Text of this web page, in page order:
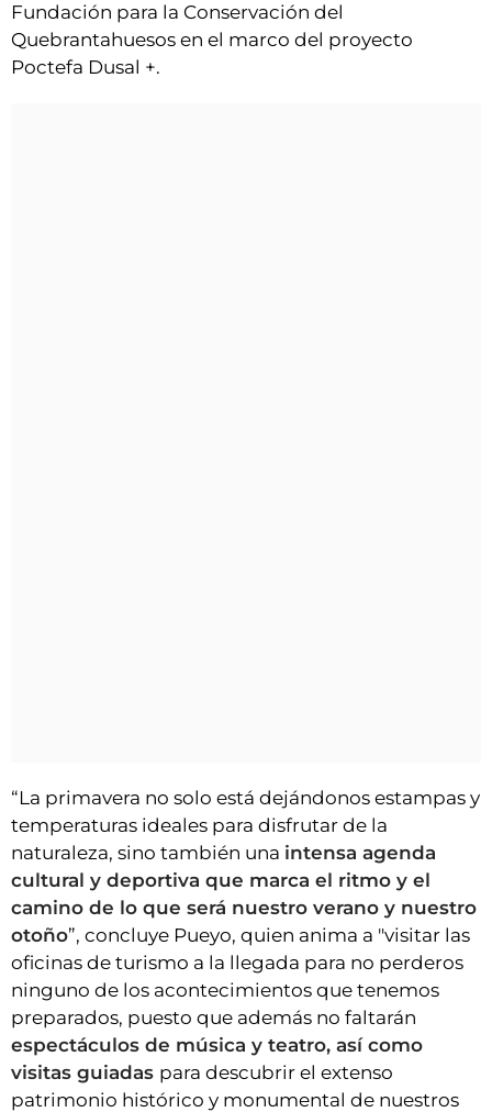
Fundación para la Conservación del
Quebrantahuesos en el marco del proyecto
Poctefa Dusal +.
“La primavera no solo está dejándonos estampas y
temperaturas ideales para disfrutar de la
naturaleza, sino también una intensa agenda
cultural y deportiva que marca el ritmo y el
camino de lo que será nuestro verano y nuestro
otoño”, concluye Pueyo, quien anima a "visitar las
oficinas de turismo a la llegada para no perderos
ninguno de los acontecimientos que tenemos
preparados, puesto que además no faltarán
espectáculos de música y teatro, así como
visitas guiadas para descubrir el extenso
patrimonio histórico y monumental de nuestros